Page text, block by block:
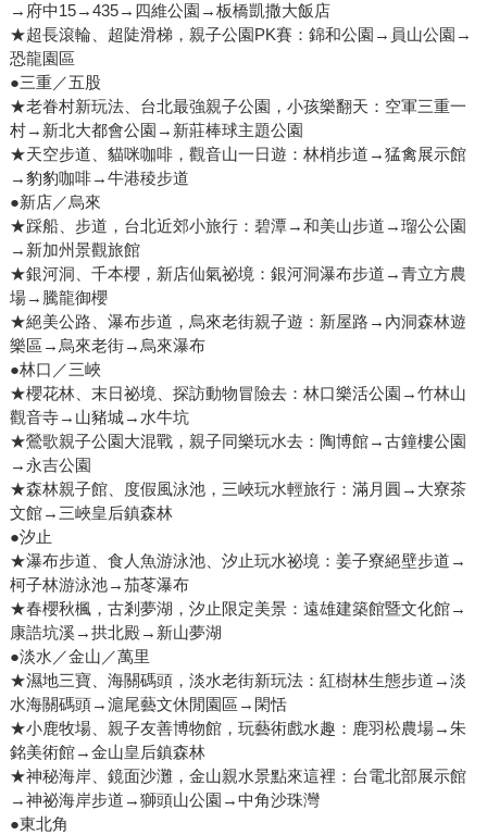
→府中15→435→四維公園→板橋凱撒大飯店
★超長滾輪、超陡滑梯，親子公園PK賽：錦和公園→員山公園→
恐龍園區
●三重／五股
★老眷村新玩法、台北最強親子公園，小孩樂翻天：空軍三重一
村→新北大都會公園→新莊棒球主題公園
★天空步道、貓咪咖啡，觀音山一日遊：林梢步道→猛禽展示館
→豹豹咖啡→牛港稜步道
●新店／烏來
★踩船、步道，台北近郊小旅行：碧潭→和美山步道→瑠公公園
→新加州景觀旅館
★銀河洞、千本櫻，新店仙氣祕境：銀河洞瀑布步道→青立方農
場→騰龍御櫻
★絕美公路、瀑布步道，烏來老街親子遊：新屋路→內洞森林遊
樂區→烏來老街→烏來瀑布
●林口／三峽
★櫻花林、末日祕境、探訪動物冒險去：林口樂活公園→竹林山
觀音寺→山豬城→水牛坑
★鶯歌親子公園大混戰，親子同樂玩水去：陶博館→古鐘樓公園
→永吉公園
★森林親子館、度假風泳池，三峽玩水輕旅行：滿月圓→大寮茶
文館→三峽皇后鎮森林
●汐止
★瀑布步道、食人魚游泳池、汐止玩水祕境：姜子寮絕壁步道→
柯子林游泳池→茄苳瀑布
★春櫻秋楓，古剎夢湖，汐止限定美景：遠雄建築館暨文化館→
康誥坑溪→拱北殿→新山夢湖
●淡水／金山／萬里
★濕地三寶、海關碼頭，淡水老街新玩法：紅樹林生態步道→淡
水海關碼頭→滬尾藝文休閒園區→閑恬
★小鹿牧場、親子友善博物館，玩藝術戲水趣：鹿羽松農場→朱
銘美術館→金山皇后鎮森林
★神秘海岸、鏡面沙灘，金山親水景點來這裡：台電北部展示館
→神祕海岸步道→獅頭山公園→中角沙珠灣
●東北角